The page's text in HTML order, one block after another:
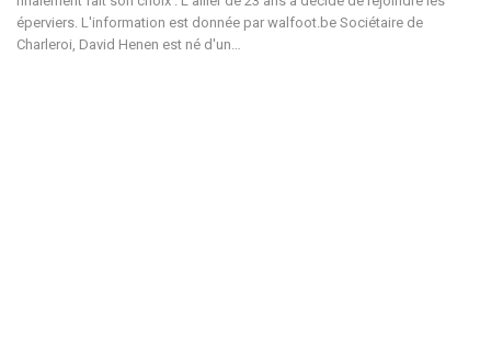
éperviers. L'information est donnée par walfoot.be Sociétaire de
Charleroi, David Henen est né d'un…